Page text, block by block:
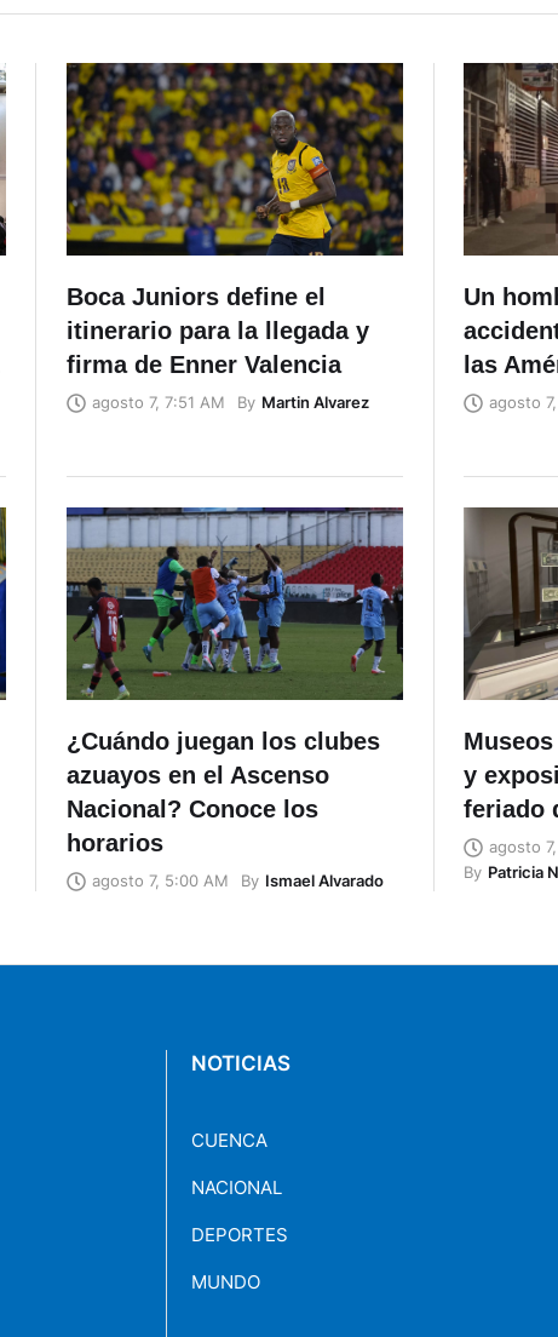
Boca Juniors define el
itinerario para la llegada y
firma de Enner Valencia
agosto 7, 7:51 AM By Martin Alvarez
Un
las
agosto
¿Cuándo juegan los clubes
azuayos en el Ascenso
Nacional? Conoce los
horarios
agosto 7, 5:00 AM By Ismael Alvarado
y
feriado
agosto
By Patricia
NOTICIAS
CUENCA
NACIONAL
DEPORTES
MUNDO